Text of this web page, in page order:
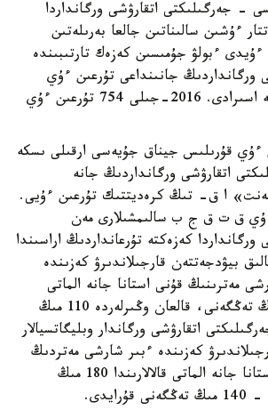
- جەرگىلىكتى اتقارۋشى ورگانداردا
ءۇشىن سالىناتىن جالعا بەرىلەتىن
ءبولۋ جۇمىسىن كەزەك تارتىبىندە
ورگانداردىڭ جانىنداعى تۇرعىن ءۇي
كوميسسيالارى جۇزەگە اسىرادى. 2016-جىلى 754 تۇرعىن ءۇي
قۇرىلىس جيناق جۇيەسى ارقىلى ىسكە
اتقارۋشى ورگانداردىڭ جانە
ا ق- تىڭ كرەديتتىك تۇرعىن ءۇيى.
ق ت ق ج ب سالىمشىلارى مەن
كەزەكتە تۇرعانداردىڭ اراسىندا
بيۋدجەتتەن قارجىلاندىرۋ كەزىندە
مەترىنىڭ قۇنى استانا جانە الماتى
قالالارىندا 142,5 مىڭ تەڭگەنى، قالعان وڭىرلەردە 110 مىڭ
اتقارۋشى ورگاندار وبليگاتسيالار
كەزىندە ءبىر شارشى مەتردىڭ
قۇرىلىسىنىڭ قۇنى استانا جانە الماتى قالالارىندا 180 مىڭ